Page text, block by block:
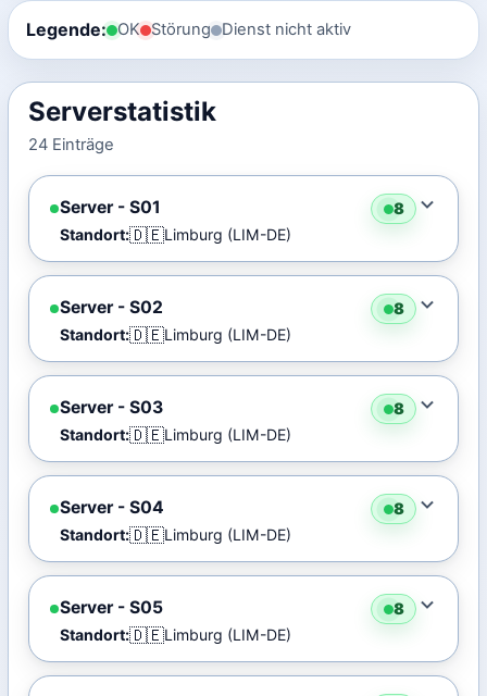
Legende: OK Störung Dienst nicht aktiv
Serverstatistik
24 Einträge
Server - S01
Standort:🇩🇪Limburg (LIM-DE)
8
Server - S02
Standort:🇩🇪Limburg (LIM-DE)
8
Server - S03
Standort:🇩🇪Limburg (LIM-DE)
8
Server - S04
Standort:🇩🇪Limburg (LIM-DE)
8
Server - S05
Standort:🇩🇪Limburg (LIM-DE)
8